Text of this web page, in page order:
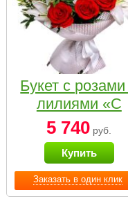
Заказать в один клик
Букет с
лилиями «С
наилучшими
пожеланиями»
5 740 руб.
Купить